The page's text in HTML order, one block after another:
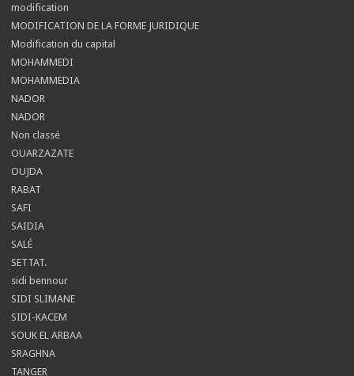
modification
MODIFICATION DE LA FORME JURIDIQUE
Modification du capital
MOHAMMEDI
MOHAMMEDIA
NADOR
NADOR
Non classé
OUARZAZATE
OUJDA
RABAT
SAFI
SAIDIA
SALÉ
SETTAT.
sidi bennour
SIDI SLIMANE
SIDI-KACEM
SOUK EL ARBAA
SRAGHNA
TANGER